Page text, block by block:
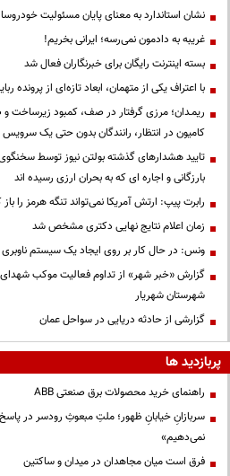
نشان استاندارد به معنای پایان مسئولیت
غریبه به دادمون نمی‌رسه؛ ایرانی بخریم!
بسته اینترنت رایگان برای خبرنگاران فعال شد
با اعتراف یکی از متهمان، ابعاد تازه‌ای از
کامیون در انتظار، رانندگان بدون حتی یک
تایید هشدارهای گذشته بولتن نیوز توسط
بارزگانی و اجاره ای که به بحران ارزی رسیده اند
رابرت پیپ: ارتش آمریکا نمی‌تواند تنگه هرمز را باز
زمان اعلام نتایج نهایی دکتری مشخص شد
ونس: در حال کار بر روی ایجاد یک سیستم
گزارش «خبر شهر» از تداوم فعالیت موکب شهدای
شهرستان شهریار
گزارشی از حادثه دریایی در سواحل عمان
پربازدید ها
راهنمای خرید محصولات برق صنعتی ABB
سربازانِ خیابانِ ظهور؛ ملتِ مبعوثِ رودسر در پاسخ
نمی‌دهیم»
فرق است میان مجاهدان در میدان و ساکتین